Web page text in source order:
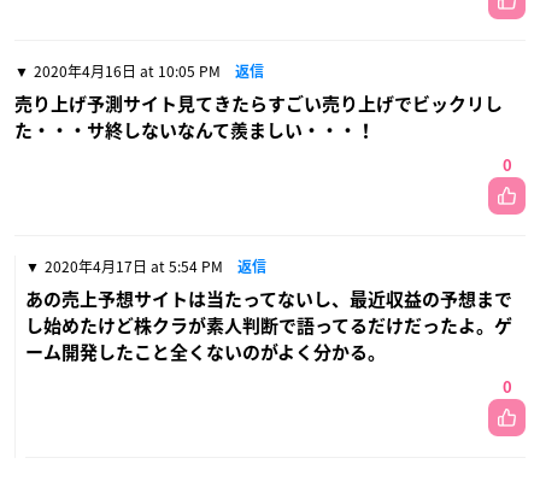
2020年4月16日 at 10:05 PM 返信
売り上げ予測サイト見てきたらすごい売り上げでビックリし
た・・・サ終しないなんて羨ましい・・・！
0
2020年4月17日 at 5:54 PM 返信
あの売上予想サイトは当たってないし、最近収益の予想まで
し始めたけど株クラが素人判断で語ってるだけだったよ。ゲ
ーム開発したこと全くないのがよく分かる。
0